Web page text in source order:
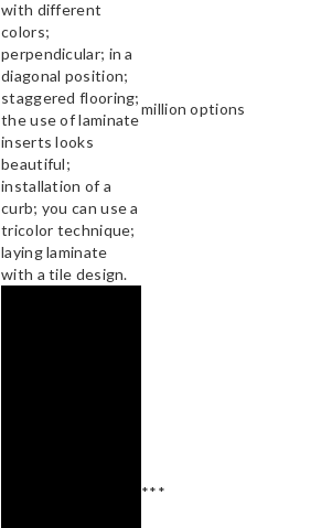
with different
colors;
perpendicular; in a
diagonal position;
staggered flooring;
the use of laminate
inserts looks
beautiful;
installation of a
curb; you can use a
tricolor technique;
laying laminate
with a tile design.
million options
***